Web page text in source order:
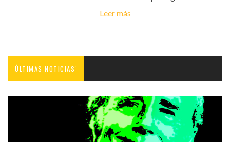
Leer más
ÚLTIMAS NOTICIAS'